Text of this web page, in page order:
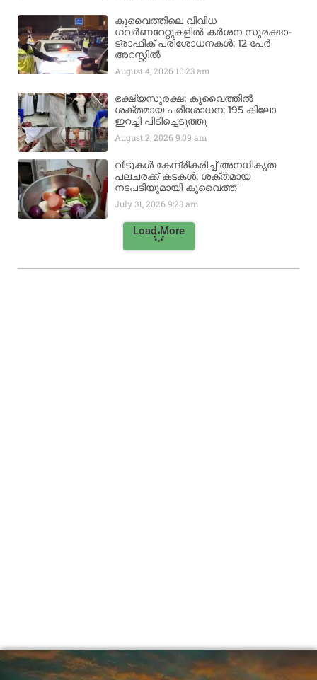
കുവൈത്തിലെ വിവിധ
ഗവർണറേറ്റുകളിൽ കർശന സുരക്ഷാ-
ട്രാഫിക് പരിശോധനകൾ; 12 പേർ
അറസ്റ്റിൽ
August 4, 2026 10:23 am
ഭക്ഷ്യസുരക്ഷ; കുവൈത്തിൽ
ശക്തമായ പരിശോധന; 195 കിലോ
ഇറച്ചി പിടിച്ചെടുത്തു
August 2, 20269:09 am
വീടുകൾ കേന്ദ്രീകരിച്ച് അനധികൃത
പലചരക്ക് കടകൾ; ശക്തമായ
നടപടിയുമായി കുവൈത്ത്
July 31, 20269:23 am
Load More